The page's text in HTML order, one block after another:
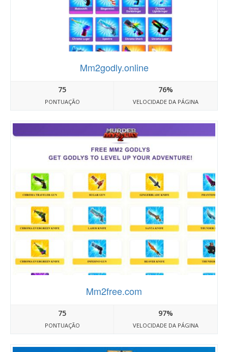
Mm2godly.online
75
PONTUAÇÃO
76%
VELOCIDADE DA PÁGINA
Mm2free.com
75
PONTUAÇÃO
97%
VELOCIDADE DA PÁGINA